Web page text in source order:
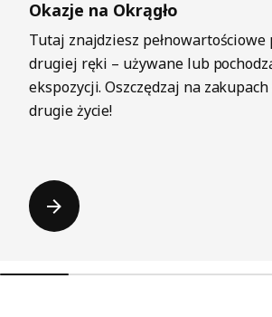
Okazje na Okrągło
Tutaj znajdziesz pełnowartościowe
drugiej ręki – używane lub
ekspozycji. Oszczędzaj na
drugie życie!